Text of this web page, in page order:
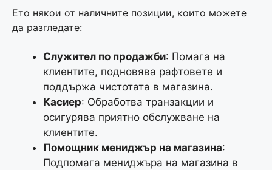
Ето някои от наличните позиции, които можете
да разгледате:
Служител по продажби: Помага на
клиентите, подновява рафтовете и
поддържа чистотата в магазина.
Касиер: Обработва транзакции и
осигурява приятно обслужване на
клиентите.
Помощник мениджър на магазина:
Подпомага мениджъра на магазина в